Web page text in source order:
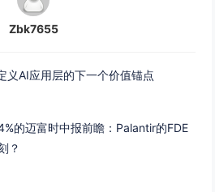
Zbk7655
义AI应用层的下一个价值锚点
的迈富时中报前瞻：Palantir的FDE
？